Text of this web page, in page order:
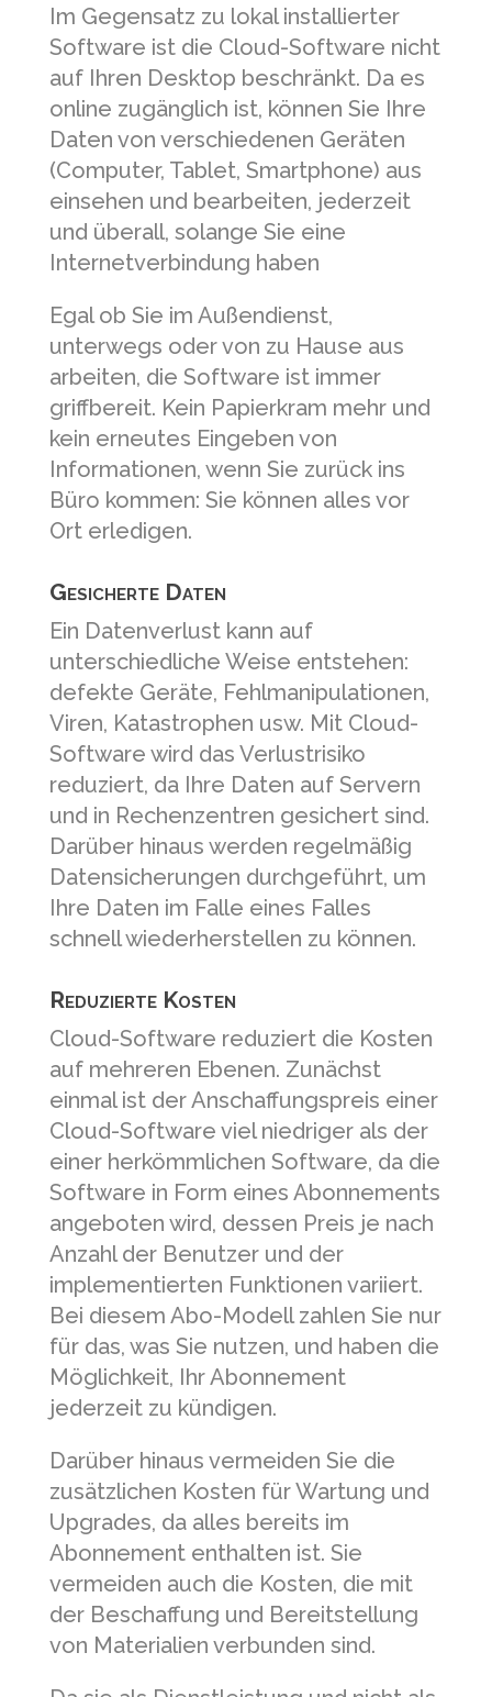
Im Gegensatz zu lokal installierter
Software ist die Cloud-Software nicht
auf Ihren Desktop beschränkt. Da es
online zugänglich ist, können Sie Ihre
Daten von verschiedenen Geräten
(Computer, Tablet, Smartphone) aus
einsehen und bearbeiten, jederzeit
und überall, solange Sie eine
Internetverbindung haben
Egal ob Sie im Außendienst,
unterwegs oder von zu Hause aus
arbeiten, die Software ist immer
griffbereit. Kein Papierkram mehr und
kein erneutes Eingeben von
Informationen, wenn Sie zurück ins
Büro kommen: Sie können alles vor
Ort erledigen.
Gesicherte Daten
Ein Datenverlust kann auf
unterschiedliche Weise entstehen:
defekte Geräte, Fehlmanipulationen,
Viren, Katastrophen usw. Mit Cloud-
Software wird das Verlustrisiko
reduziert, da Ihre Daten auf Servern
und in Rechenzentren gesichert sind.
Darüber hinaus werden regelmäßig
Datensicherungen durchgeführt, um
Ihre Daten im Falle eines Falles
schnell wiederherstellen zu können.
Reduzierte Kosten
Cloud-Software reduziert die Kosten
auf mehreren Ebenen. Zunächst
einmal ist der Anschaffungspreis einer
Cloud-Software viel niedriger als der
einer herkömmlichen Software, da die
Software in Form eines Abonnements
angeboten wird, dessen Preis je nach
Anzahl der Benutzer und der
implementierten Funktionen variiert.
Bei diesem Abo-Modell zahlen Sie nur
für das, was Sie nutzen, und haben die
Möglichkeit, Ihr Abonnement
jederzeit zu kündigen.
Darüber hinaus vermeiden Sie die
zusätzlichen Kosten für Wartung und
Upgrades, da alles bereits im
Abonnement enthalten ist. Sie
vermeiden auch die Kosten, die mit
der Beschaffung und Bereitstellung
von Materialien verbunden sind.